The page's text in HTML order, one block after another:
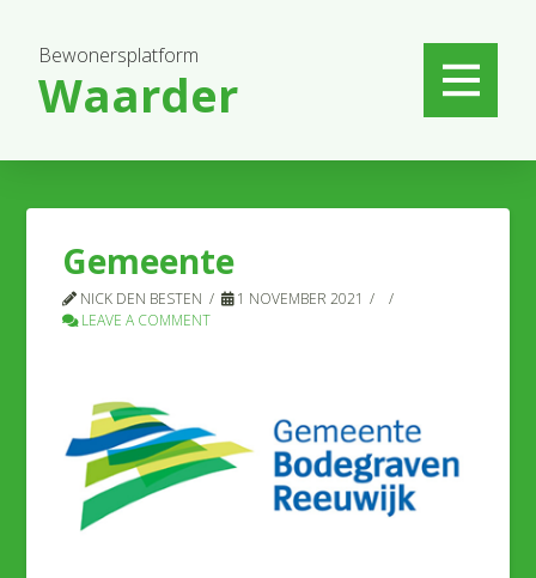
Bewonersplatform
Waarder
Gemeente
NICK DEN BESTEN
1 NOVEMBER 2021
LEAVE A COMMENT